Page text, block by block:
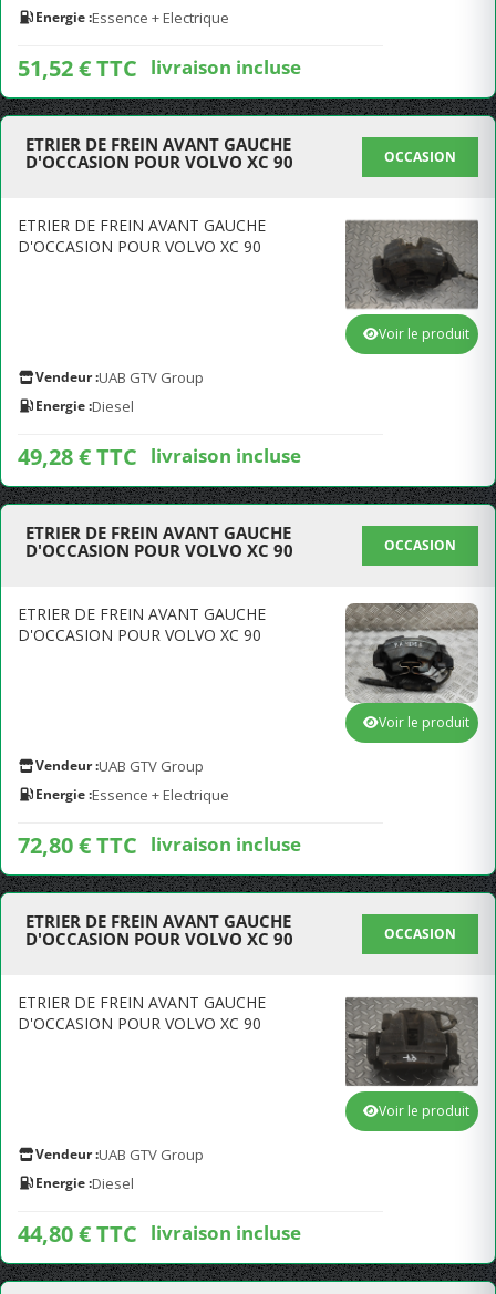
Energie :Essence + Electrique
51,52 € TTC livraison incluse
ETRIER DE FREIN AVANT GAUCHE
D'OCCASION POUR VOLVO XC 90
OCCASION
ETRIER DE FREIN AVANT GAUCHE
D'OCCASION POUR VOLVO XC 90
Vendeur :UAB GTV Group
Energie :Diesel
49,28 € TTC livraison incluse
Voir le produit
ETRIER DE FREIN AVANT GAUCHE
D'OCCASION POUR VOLVO XC 90
OCCASION
ETRIER DE FREIN AVANT GAUCHE
D'OCCASION POUR VOLVO XC 90
Vendeur :UAB GTV Group
Energie :Essence + Electrique
72,80 € TTC livraison incluse
Voir le produit
ETRIER DE FREIN AVANT GAUCHE
D'OCCASION POUR VOLVO XC 90
OCCASION
ETRIER DE FREIN AVANT GAUCHE
D'OCCASION POUR VOLVO XC 90
Vendeur :UAB GTV Group
Energie :Diesel
44,80 € TTC livraison incluse
Voir le produit